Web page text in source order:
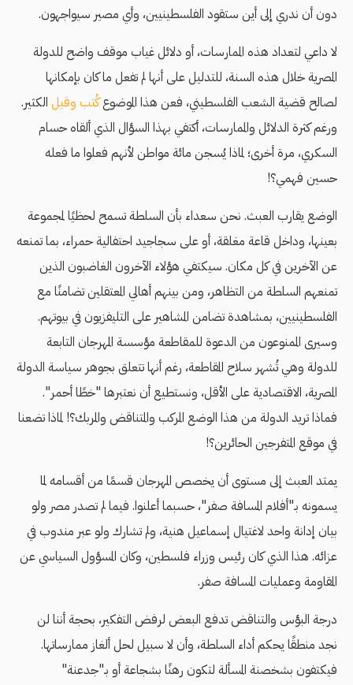
دون أن ندري إلى أين ستقود الفلسطينيين، وأي مصير سيواجهون.
لا داعي لتعداد هذه الممارسات، أو دلائل غياب موقف واضح للدولة
المصرية خلال هذه السنة، للتدليل على أنها لم تفعل ما كان بإمكانها
لصالح قضية الشعب الفلسطيني، فعن هذا الموضوعكُتب وقيل الكثير.
ورغم كثرة الدلائل والممارسات، أكتفي بهذا السؤال الذي ألقاه حسام
السكري، مرة أخرى؛ لماذا يُسجن مائة مواطن لأنهم فعلوا ما فعله
حسين فهمي؟!
الوضع يقارب العبث. نحن سعداء بأن السلطة تسمح لحظيًا لمجموعة
بعينها، وداخل قاعة مغلقة، أو على سجاجيد احتفالية حمراء، بما تمنعه
عن الآخرين في كل مكان. سيكتفي هؤلاء الآخرون الغاضبون الذين
تمنعهم السلطة من التظاهر، ومن بينهم أهالي المعتقلين تضامنًا مع
الفلسطينيين، بمشاهدة تضامن المشاهير على التليفزيون في بيوتهم.
وسيرى الممنوعون من الدعوة للمقاطعة مؤسسة المهرجان التابعة
للدولة وهي تُشهر سلاح المقاطعة، رغم أنها تتعلق بجوهر سياسة الدولة
المصرية، الاقتصادية على الأقل، ونستطيع أن نعتبرها "خطًا أحمر".
فماذا تريد الدولة من هذا الوضع المركب والمتناقض والمربك؟! لماذا تضعنا
في موقع المتفرجين الحائرين؟!
يمتد العبث إلى مستوى أن يخصص المهرجان قسمًا من أقسامه لما
يسمونه بـ"أفلام المسافة صفر"، حسبما أعلنوا. فيما لم تصدر مصر ولو
بيان إدانة واحد لاغتيال إسماعيل هنية، ولم تشارك ولو عبر مندوب في
عزائه. هذا الذي كان رئيس وزراء فلسطين، وكان المسؤول السياسي عن
المقاومة وعمليات المسافة صفر.
درجة البؤس والتناقض تدفع البعض لرفض التفكير، بحجة أننا لن
نجد منطقًا يحكم أداء السلطة، وأن لا سبيل لحل ألغاز ممارساتها.
فيكتفون بشخصنة المسألة لتكون رهنًا بشجاعة أو بـ"جدعنة"